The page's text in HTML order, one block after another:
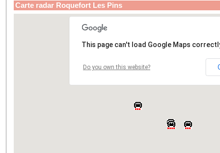
Carte radar Roquefort Les Pins
This page can't load Google Maps
Do you own this website?